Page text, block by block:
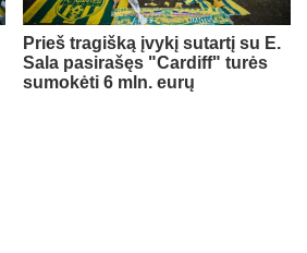
Prieš tragišką įvykį sutartį su E.
Sala pasirašęs "Cardiff" turės
sumokėti 6 mln. eurų